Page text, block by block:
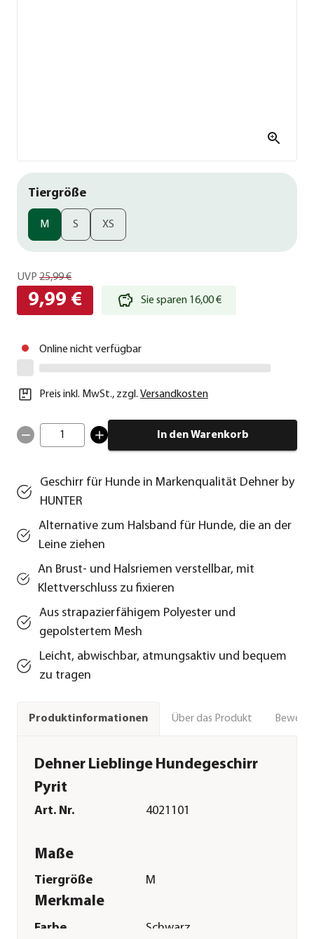
Tiergröße
M S XS
UVP 25,99 €
9,99 € Sie sparen 16,00 €
Online nicht verfügbar
Preis inkl. MwSt., zzgl. Versandkosten
1 In den Warenkorb
Geschirr für Hunde in Markenqualität Dehner by
HUNTER
Alternative zum Halsband für Hunde, die an der
Leine ziehen
An Brust- und Halsriemen verstellbar, mit
Klettverschluss zu fixieren
Aus strapazierfähigem Polyester und
gepolstertem Mesh
Leicht, abwischbar, atmungsaktiv und bequem
zu tragen
Produktinformationen Über das Produkt
Dehner Lieblinge Hundegeschirr
Pyrit
Art. Nr. 4021101
Maße
Tiergröße M
Merkmale
Farbe Schwarz